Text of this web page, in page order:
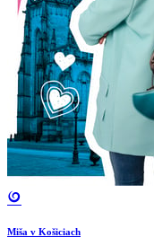
Miša v Košiciach